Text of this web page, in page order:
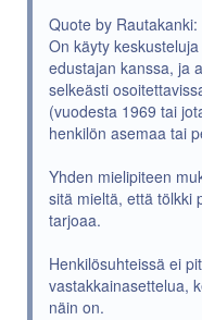
Quote by Rautakanki:
On käyty
edustajan kanssa, ja
selkeästi
(vuodesta 1969 tai
henkilön asemaa tai
Yhden mielipiteen
sitä mieltä, että tölkki
tarjoaa.
Henkilösuhteissä ei
vastakkainasettelua,
näin on.